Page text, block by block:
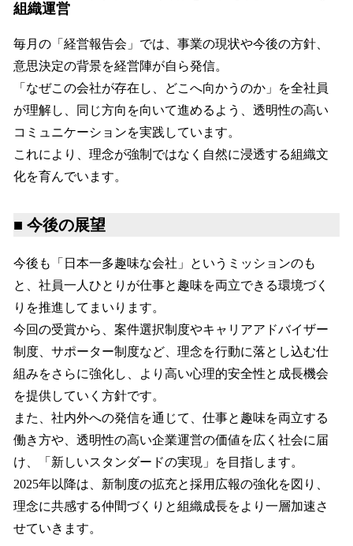
組織運営
毎月の「経営報告会」では、事業の現状や今後の方針、
意思決定の背景を経営陣が自ら発信。
「なぜこの会社が存在し、どこへ向かうのか」を全社員
が理解し、同じ方向を向いて進めるよう、透明性の高い
コミュニケーションを実践しています。
これにより、理念が強制ではなく自然に浸透する組織文
化を育んでいます。
■ 今後の展望
今後も「日本一多趣味な会社」というミッションのも
と、社員一人ひとりが仕事と趣味を両立できる環境づく
りを推進してまいります。
今回の受賞から、案件選択制度やキャリアアドバイザー
制度、サポーター制度など、理念を行動に落とし込む仕
組みをさらに強化し、より高い心理的安全性と成長機会
を提供していく方針です。
また、社内外への発信を通じて、仕事と趣味を両立する
働き方や、透明性の高い企業運営の価値を広く社会に届
け、「新しいスタンダードの実現」を目指します。
2025年以降は、新制度の拡充と採用広報の強化を図り、
理念に共感する仲間づくりと組織成長をより一層加速さ
せていきます。